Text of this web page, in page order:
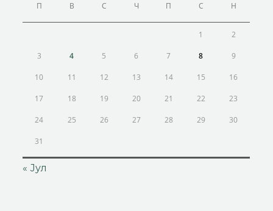
П В С Ч П С Н
1 2
3 4 5 6 7 8 9
10 11 12 13 14 15 16
17 18 19 20 21 22 23
24 25 26 27 28 29 30
31
« Јул